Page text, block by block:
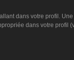
dans votre profil.
dans votre